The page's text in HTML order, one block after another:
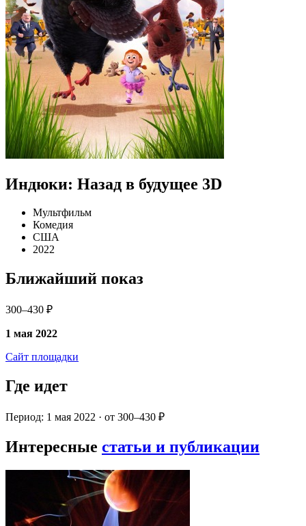
Индюки: Назад в будущее 3D
Мультфильм
Комедия
США
2022
Ближайший показ
300–430 ₽
1 мая 2022
Сайт площадки
Где идет
Период: 1 мая 2022 · от 300–430 ₽
Интересные статьи и публикации